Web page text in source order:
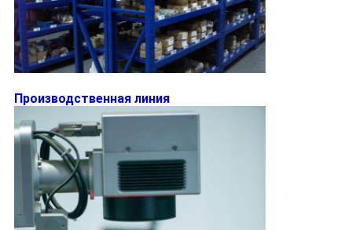
ПУТЕШЕСТВИЕ
ФАБРИКИ
ПРОВЕРКА
КАЧЕСТВА
СВЯЖИТЕСЬ
МЫ
Производственная линия